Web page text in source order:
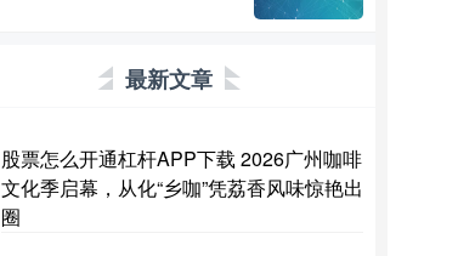
最新文章
股票怎么开通杠杆APP下载 2026广州咖啡
文化季启幕，从化“乡咖”凭荔香风味惊艳出
圈